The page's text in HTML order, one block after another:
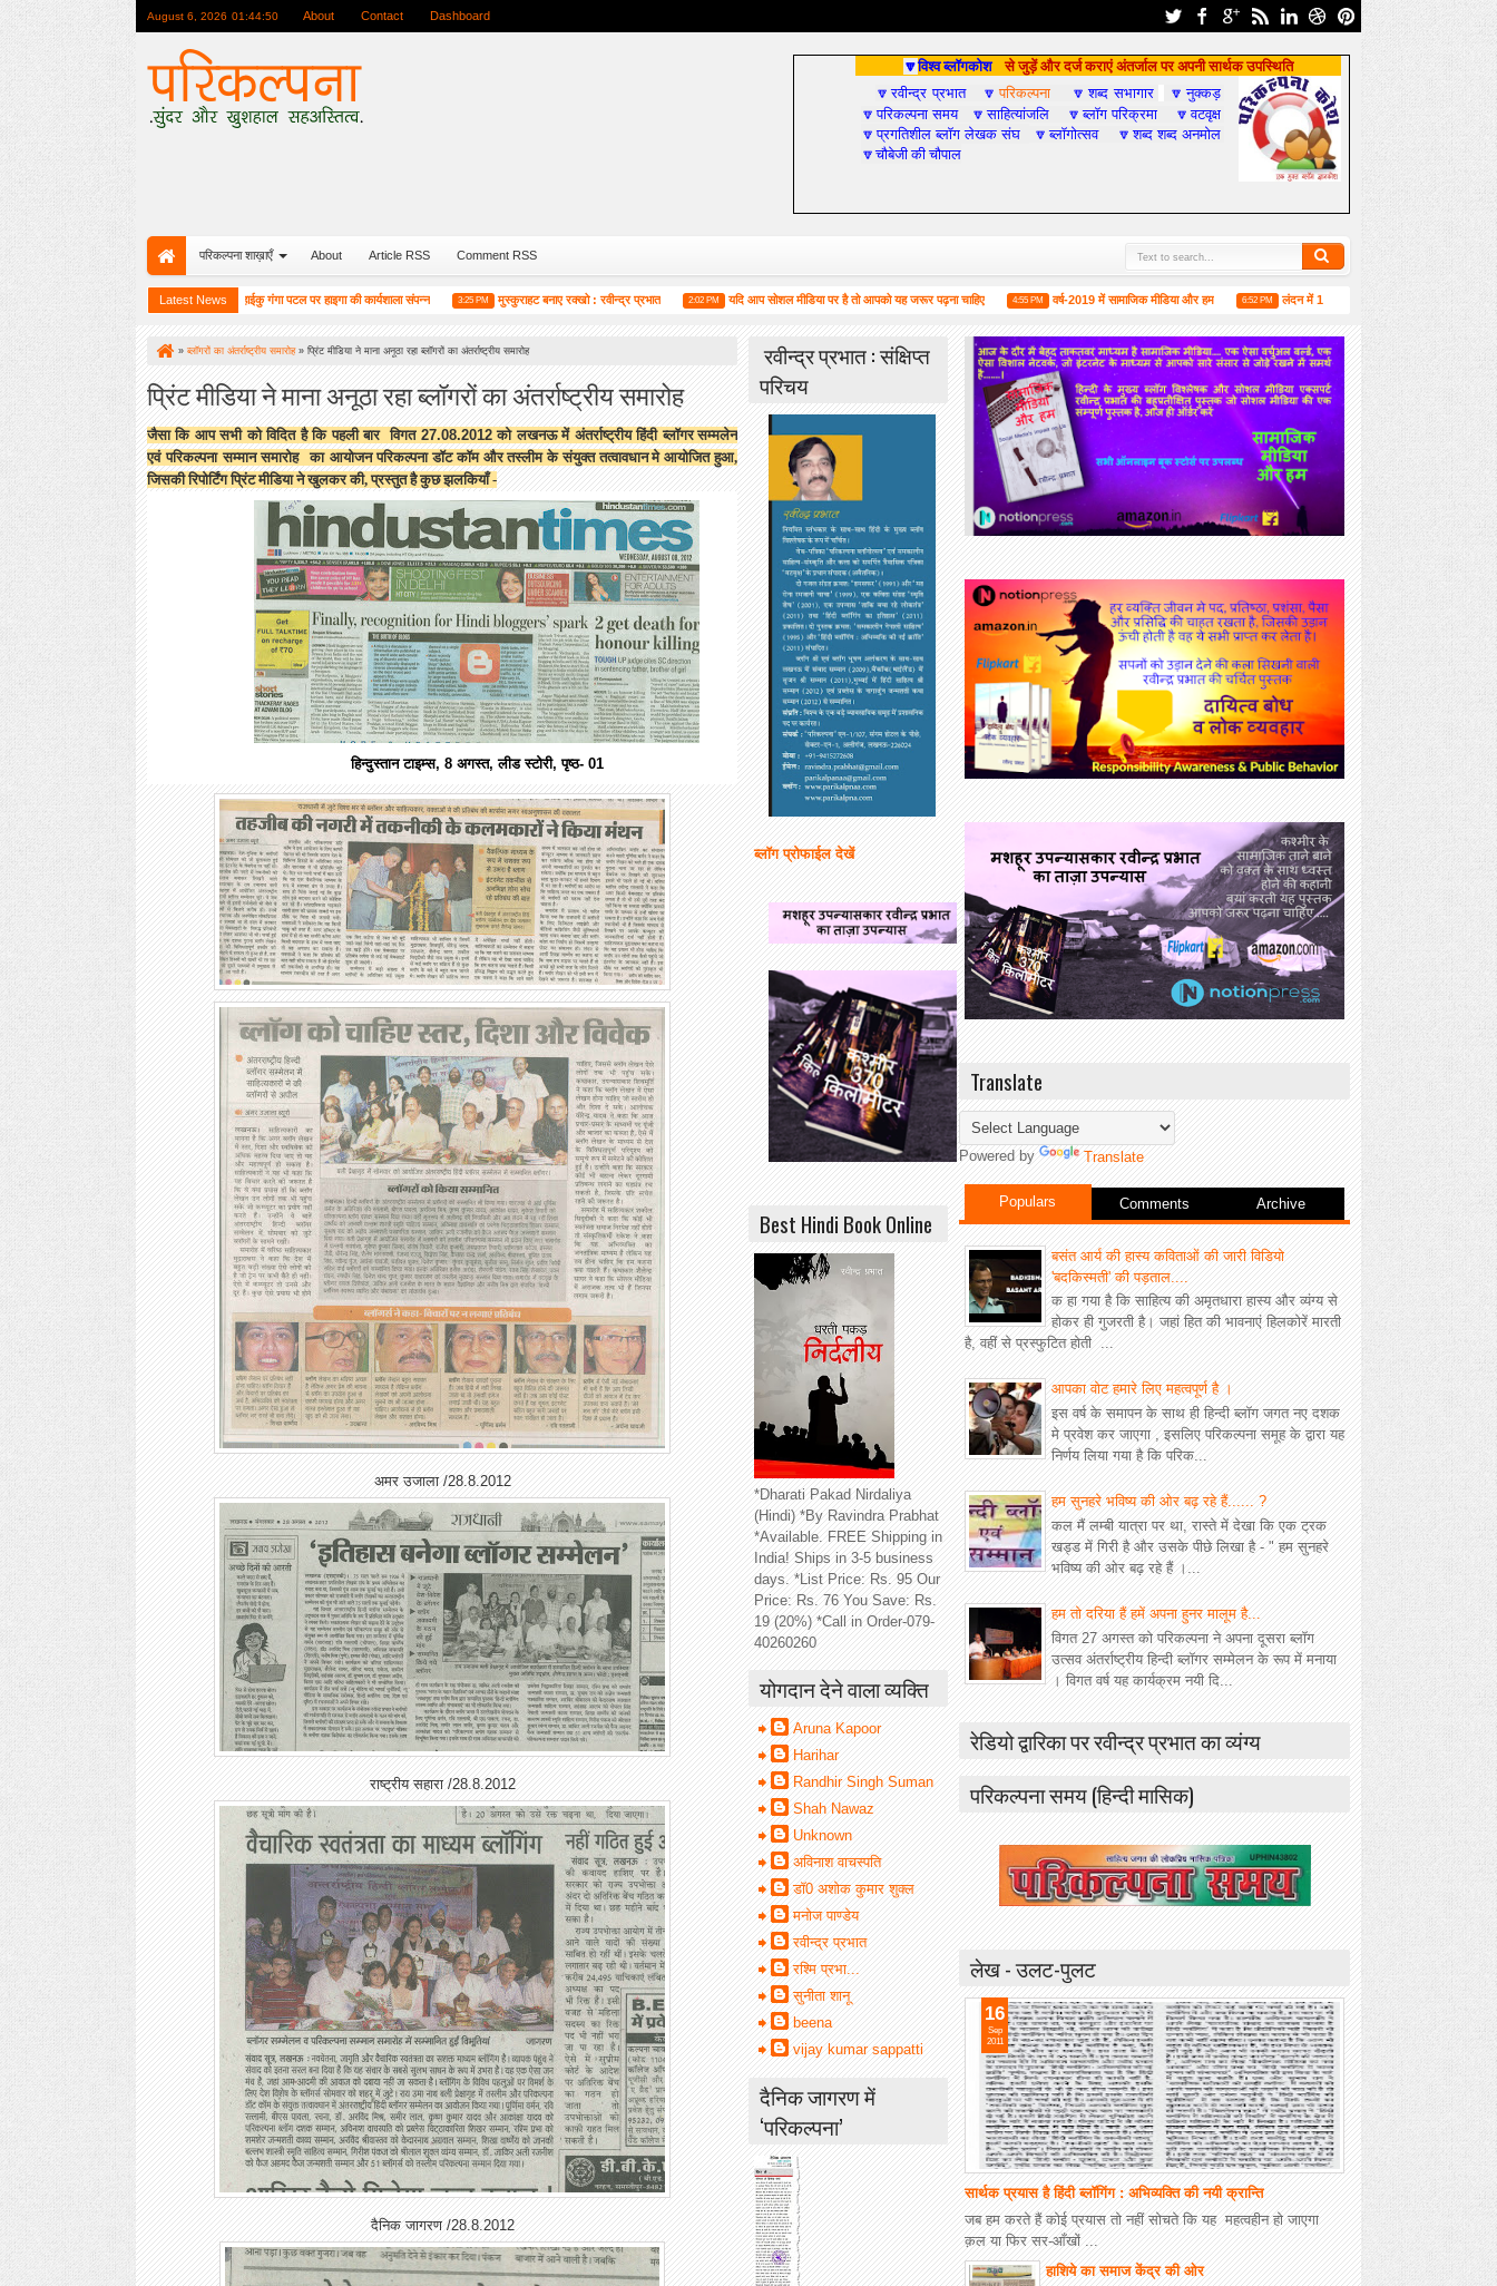
August 6, 2026 01:44:52 About Contact Dashboard
🔽विश्व ब्लॉगकोश से जुड़ें और दर्ज कराएं अंतर्जाल पर अपनी सार्थक उपस्थिति
🔽रवीन्द्र प्रभात 🔽परिकल्पना 🔽शब्द सभागार 🔽नुक्कड़
🔽परिकल्पना समय 🔽साहित्यांजलि 🔽ब्लॉग परिक्रमा 🔽वटवृक्ष
🔽प्रगतिशील ब्लॉग लेखक संघ 🔽ब्लॉगोत्सव 🔽शब्द शब्द अनमोल
🔽चौबेजी की चौपाल
परिकल्पना शाख़ाएँ About Article RSS Comment RSS
Latest News
10:08 AM हाईकु गंगा पटल पर हाइगा की कार्यशाला संपन्न 3:25 PM मुस्कुराहट बनाए रक्खो : रवीन्द्र प्रभात 2:02 PM यदि आप सोशल मीडिया पर है तो आपको यह जरूर पढ़ना चाहिए 4:55 PM वर्ष-2019 में सामाजिक मीडिया और हम 6:52 PM लंदन में 1 जून को मिलने की उद्घोषणा के साथ मालदीव में
» ब्लॉगरों का अंतर्राष्ट्रीय समारोह» प्रिंट मीडिया ने माना अनूठा रहा ब्लॉगरों का अंतर्राष्ट्रीय समारोह
प्रिंट मीडिया ने माना अनूठा रहा ब्लॉगरों का अंतर्राष्ट्रीय समारोह
जैसा कि आप सभी को विदित है कि पहली बार विगत 27.08.2012 को लखनऊ में अंतर्राष्ट्रीय हिंदीब्लॉगरसम्मलेन
एवं परिकल्पना सम्मान समारोह का आयोजनपरिकल्पना डॉट कॉम और तस्लीम के संयुक्त तत्वावधान मे आयोजित हुआ,
जिसकी रिपोर्टिंग प्रिंट मीडिया ने खुलकर की,प्रस्तुत है कुछ झलकियाँ -
हिन्‍दुस्‍तान टाइम्‍स, 8 अगस्‍त, लीड स्‍टोरी, पृष्‍ठ- 01
अमर उजाला /28.8.2012
राष्ट्रीय सहारा /28.8.2012
दैनिक जागरण /28.8.2012
Translate
Powered by Translate
Populars Comments Archive
बसंत आर्य की हास्य कविताओं की जारी विडियो
'बदकिस्मती' की पड़ताल....
क हा गया है कि साहित्य की अमृतधारा हास्य और व्यंग्य से
होकर ही गुजरती है। जहां हित की भावनाएं हिलकोरें मारती
है, वहीं से प्रस्फुटित होती ...
आपका वोट हमारे लिए महत्वपूर्ण है ।
इस वर्ष के समापन के साथ ही हिन्दी ब्लॉग जगत नए दशक
मे प्रवेश कर जाएगा , इसलिए परिकल्पना समूह के द्वारा यह
निर्णय लिया गया है कि परिक...
हम सुनहरे भविष्य की ओर बढ़ रहे हैं...... ?
कल मैं लम्बी यात्रा पर था, रास्ते में देखा कि एक ट्रक
खड्ड में गिरी है और उसके पीछे लिखा है - " हम सुनहरे
भविष्य की ओर बढ़ रहे हैं ।...
हम तो दरिया हैं हमें अपना हुनर मालूम है...
विगत 27 अगस्त को परिकल्पना ने अपना दूसरा ब्लॉग
उत्सव अंतर्राष्ट्रीय हिन्दी ब्लॉगर सम्मेलन के रूप में मनाया
। विगत वर्ष यह कार्यक्रम नयी दि...
रेडियो द्वारिका पर रवीन्द्र प्रभात का व्यंग्य
परिकल्पना समय (हिन्दी मासिक)
लेख - उलट-पुलट
सार्थक प्रयास है हिंदी ब्लॉगिंग : अभिव्यक्ति की नयी क्रान्ति
16
Sep
2011
जब हम करते हैं कोई प्रयास तो नहीं सोचते कि यह महत्वहीन हो जाएगा
क़ल या फिर सर-आँखों ...
हाशिये का समाज केंद्र की ओर
रवीन्द्र प्रभात : संक्षिप्त
परिचय
ब्लॉग प्रोफाईल देखें
Best Hindi Book Online
*Dharati Pakad Nirdaliya
(Hindi) *By Ravindra Prabhat
*Available. FREE Shipping in
India! Ships in 3-5 business
days. *List Price: Rs. 95 Our
Price: Rs. 76 You Save: Rs.
19 (20%) *Call in Order-079-
40260260
योगदान देने वाला व्यक्ति
Aruna Kapoor
Harihar
Randhir Singh Suman
Shah Nawaz
Unknown
अविनाश वाचस्पति
डॉ0 अशोक कुमार शुक्ल
मनोज पाण्डेय
रवीन्द्र प्रभात
रश्मि प्रभा...
सुनीता शानू
beena
vijay kumar sappatti
दैनिक जागरण में
‘परिकल्पना’